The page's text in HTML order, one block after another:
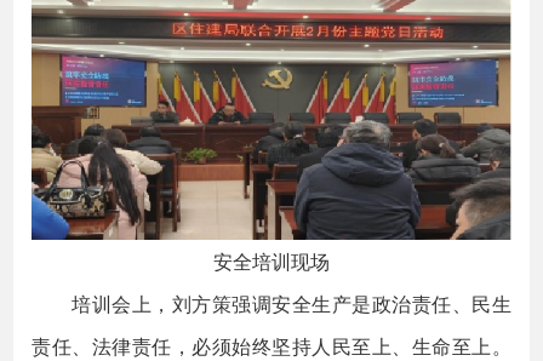
安全培训现场
培训会上，刘方策强调安全生产是政治责任、民生
责任、法律责任，必须始终坚持人民至上、生命至上。